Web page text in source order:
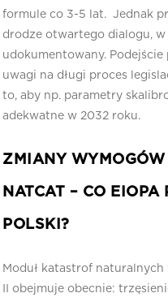
formule co 3-5 lat. Jednak
drodze otwartego dialogu,
udokumentowany.
uwagi na długi proces
to, aby np. parametry
adekwatne w 2032 roku.
ZMIANY
NATCAT – CO EIOPA
POLSKI?
Moduł katastrof
II obejmuje obecnie: